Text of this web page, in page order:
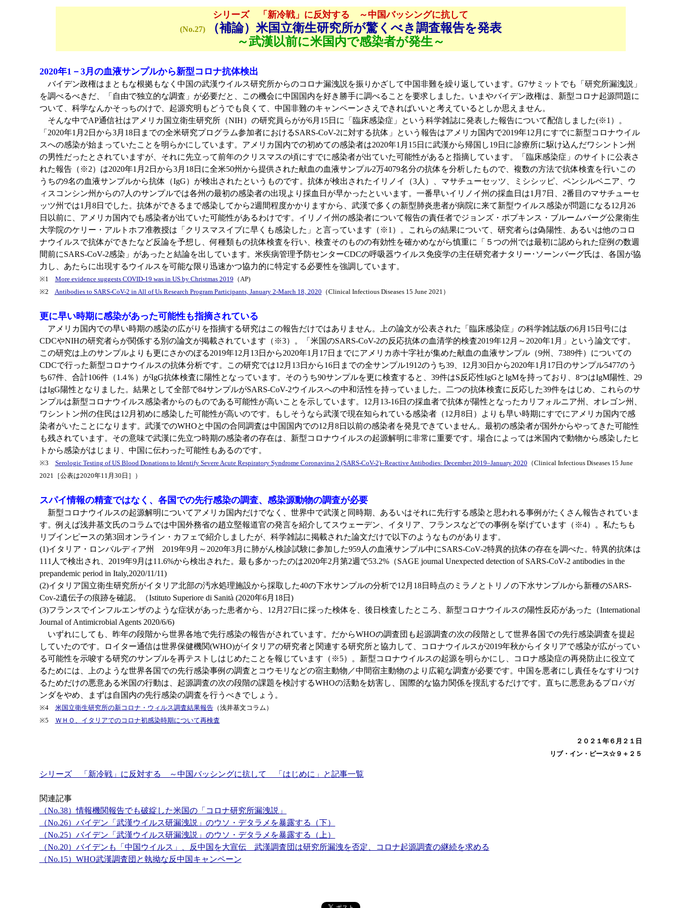
シリーズ 「新冷戦」に反対する ～中国バッシングに抗して
(No.27)
（補論）米国立衛生研究所が驚くべき調査報告を発表
～武漢以前に米国内で感染者が発生～
2020年1－3月の血液サンプルから新型コロナ抗体検出
バイデン政権はまともな根拠もなく中国の武漢ウイルス研究所からのコロナ漏洩説を振りかざして中国非難を繰り返しています。G7サミットでも「研究所漏洩説」
を調べるべきだ、「自由で独立的な調査」が必要だと、この機会に中国国内を好き勝手に調べることを要求しました。いまやバイデン政権は、新型コロナ起源問題に
ついて、科学なんかそっちのけで、起源究明もどうでも良くて、中国非難のキャンペーンさえできればいいと考えているとしか思えません。
そんな中でAP通信社はアメリカ国立衛生研究所（NIH）の研究員らがが6月15日に「臨床感染症」という科学雑誌に発表した報告について配信しました(※1）。
「2020年1月2日から3月18日までの全米研究プログラム参加者におけるSARS-CoV-2に対する抗体」という報告はアメリカ国内で2019年12月にすでに新型コロナウイル
スへの感染が始まっていたことを明らかにしています。アメリカ国内での初めての感染者は2020年1月15日に武漢から帰国し19日に診療所に駆け込んだワシントン州
の男性だったとされていますが、それに先立って前年のクリスマスの頃にすでに感染者が出ていた可能性があると指摘しています。「臨床感染症」のサイトに公表さ
れた報告（※2）は2020年1月2日から3月18日に全米50州から提供された献血の血液サンプル2万4079名分の抗体を分析したもので、複数の方法で抗体検査を行いこの
うちの9名の血液サンプルから抗体（IgG）が検出されたというものです。抗体が検出されたイリノイ（3人）、マサチューセッツ、ミシシッピ、ペンシルベニア、ウ
ィスコンシン州からの7人のサンプルでは各州の最初の感染者の出現より採血日が早かったといいます。一番早いイリノイ州の採血日は1月7日、2番目のマサチューセ
ッツ州では1月8日でした。抗体ができるまで感染してから2週間程度かかりますから、武漢で多くの新型肺炎患者が病院に来て新型ウイルス感染が問題になる12月26
日以前に、アメリカ国内でも感染者が出ていた可能性があるわけです。イリノイ州の感染者について報告の責任者でジョンズ・ポプキンス・ブルームバーグ公衆衛生
大学院のケリー・アルトホフ准教授は「クリスマスイブに早くも感染した」と言っています（※1）。これらの結果について、研究者らは偽陽性、あるいは他のコロ
ナウイルスで抗体ができたなど反論を予想し、何種類もの抗体検査を行い、検査そのものの有効性を確かめながら慎重に「５つの州では最初に認められた症例の数週
間前にSARS-CoV-2感染」があったと結論を出しています。米疾病管理予防センターCDCの呼吸器ウイルス免疫学の主任研究者ナタリー･ソーンバーグ氏は、各国が協
力し、あたらに出現するウイルスを可能な限り迅速かつ協力的に特定する必要性を強調しています。
※1 More evidence suggests COVID-19 was in US by Christmas 2019 （AP)
※2 Antibodies to SARS-CoV-2 in All of Us Research Program Participants, January 2-March 18, 2020 （Clinical Infectious Diseases 15 June 2021）
更に早い時期に感染があった可能性も指摘されている
アメリカ国内での早い時期の感染の広がりを指摘する研究はこの報告だけではありません。上の論文が公表された「臨床感染症」の科学雑誌版の6月15日号には
CDCやNIHの研究者らが関係する別の論文が掲載されています（※3）。「米国のSARS-CoV-2の反応抗体の血清学的検査2019年12月～2020年1月」という論文です。
この研究は上のサンプルよりも更にさかのぼる2019年12月13日から2020年1月17日までにアメリカ赤十字社が集めた献血の血液サンプル（9州、7389件）についての
CDCで行った新型コロナウイルスの抗体分析です。この研究では12月13日から16日までの全サンプル1912のうち39、12月30日から2020年1月17日のサンプル5477のう
ち67件、合計106件（1.4％）がIgG抗体検査に陽性となっています。そのうち90サンプルを更に検査すると、39件はS反応性IgGとIgMを持っており、8つはIgM陽性、29
はIgG陽性となりました。結果として全部で84サンプルがSARS-CoV-2ウイルスへの中和活性を持っていました。二つの抗体検査に反応した39件をはじめ、これらのサ
ンプルは新型コロナウイルス感染者からのものである可能性が高いことを示しています。12月13-16日の採血者で抗体が陽性となったカリフォルニア州、オレゴン州、
ワシントン州の住民は12月初めに感染した可能性が高いのです。もしそうなら武漢で現在知られている感染者（12月8日）よりも早い時期にすでにアメリカ国内で感
染者がいたことになります。武漢でのWHOと中国の合同調査は中国国内での12月8日以前の感染者を発見できていません。最初の感染者が国外からやってきた可能性
も残されています。その意味で武漢に先立つ時期の感染者の存在は、新型コロナウイルスの起源解明に非常に重要です。場合によっては米国内で動物から感染したヒ
トから感染がはじまり、中国に伝わった可能性もあるのです。
※3 Serologic Testing of US Blood Donations to Identify Severe Acute Respiratory Syndrome Coronavirus 2 (SARS-CoV-2)–Reactive Antibodies: December 2019–January 2020 （Clinical Infectious Diseases 15 June
2021［公表は2020年11月30日］）
スパイ情報の精査ではなく、各国での先行感染の調査、感染源動物の調査が必要
新型コロナウイルスの起源解明についてアメリカ国内だけでなく、世界中で武漢と同時期、あるいはそれに先行する感染と思われる事例がたくさん報告されていま
す。例えば浅井基文氏のコラムでは中国外務省の趙立堅報道官の発言を紹介してスウェーデン、イタリア、フランスなどでの事例を挙げています（※4）。私たちも
リブインピースの第3回オンライン・カフェで紹介しましたが、科学雑誌に掲載された論文だけで以下のようなものがあります。
(1)イタリア・ロンバルディア州 2019年9月～2020年3月に肺がん検診試験に参加した959人の血液サンプル中にSARS-CoV-2特異的抗体の存在を調べた。特異的抗体は
111人で検出され、2019年9月は11.6%から検出された。最も多かったのは2020年2月第2週で53.2%（SAGE journal Unexpected detection of SARS-CoV-2 antibodies in the
prepandemic period in Italy,2020/11/11)
(2)イタリア国立衛生研究所がイタリア北部の汚水処理施設から採取した40の下水サンプルの分析で12月18日時点のミラノとトリノの下水サンプルから新種のSARS-
Cov-2遺伝子の痕跡を確認。（Istituto Superiore di Sanità (2020年6月18日)
(3)フランスでインフルエンザのような症状があった患者から、12月27日に採った検体を、後日検査したところ、新型コロナウイルスの陽性反応があった（International
Journal of Antimicrobial Agents 2020/6/6)
いずれにしても、昨年の段階から世界各地で先行感染の報告がされています。だからWHOの調査団も起源調査の次の段階として世界各国での先行感染調査を提起
していたのです。ロイター通信は世界保健機関(WHO)がイタリアの研究者と関連する研究所と協力して、コロナウイルスが2019年秋からイタリアで感染が広がってい
る可能性を示唆する研究のサンプルを再テストしはじめたことを報じています（※5）。新型コロナウイルスの起源を明らかにし、コロナ感染症の再発防止に役立て
るためには、上のような世界各国での先行感染事例の調査とコウモリなどの宿主動物／中間宿主動物のより広範な調査が必要です。中国を悪者にし責任をなすりつけ
るためだけの悪意ある米国の行動は、起源調査の次の段階の課題を検討するWHOの活動を妨害し、国際的な協力関係を撹乱するだけです。直ちに悪意あるプロパガ
ンダをやめ、まずは自国内の先行感染の調査を行うべきでしょう。
※4 米国立衛生研究所の新コロナ・ウィルス調査結果報告（浅井基文コラム）
※5 ＷＨＯ、イタリアでのコロナ初感染時期について再検査
２０２１年６月２１日
リブ・イン・ピース☆９＋２５
シリーズ 「新冷戦」に反対する ～中国バッシングに抗して 「はじめに」と記事一覧
関連記事
（No.38）情報機関報告でも破綻した米国の「コロナ研究所漏洩説」
（No.26）バイデン「武漢ウイルス研漏洩説」のウソ・デタラメを暴露する（下）
（No.25）バイデン「武漢ウイルス研漏洩説」のウソ・デタラメを暴露する（上）
（No.20）バイデンも「中国ウイルス」、反中国を大宣伝 武漢調査団は研究所漏洩を否定、コロナ起源調査の継続を求める
（No.15）WHO武漢調査団と執拗な反中国キャンペーン